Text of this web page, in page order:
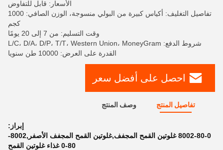
الأسعار: قابل للتفاوض
تفاصيل التغليف: أكياس كبيرة من البولي منسوجة، الوزن الصافي: 1000
كجم
وقت التسليم: من 7 إلى 20 يومًا
شروط الدفع: L/C، D/A، D/P، T/T، Western Union، MoneyGram
القدرة على العرض: 10000 طن سنويا
احصل على أفضل سعر
تفاصيل المنتج وصف المنتج
إبراز:
8002-80-0 غلوتين القمح المجفف,غلوتين القمح المجفف الأصفر,8002-
80-0 غذاء غلوتين القمح